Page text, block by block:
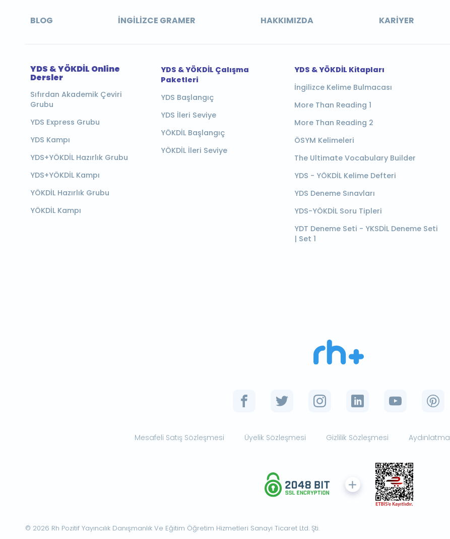
BLOG İNGILIZCE GRAMER HAKKIMIZDA KARIYER
YDS & YÖKDİL Online
Dersler
Sıfırdan Akademik Çeviri
Grubu
YDS Express Grubu
YDS Kampı
YDS+YÖKDİL Hazırlık Grubu
YDS+YÖKDİL Kampı
YÖKDİL Hazırlık Grubu
YÖKDİL Kampı
YDS & YÖKDİL Çalışma
Paketleri
YDS Başlangıç
YDS İleri Seviye
YÖKDİL Başlangıç
YÖKDİL İleri Seviye
YDS & YÖKDİL Kitapları
İngilizce Kelime Bulmacası
More Than Reading 1
More Than Reading 2
ÖSYM Kelimeleri
The Ultimate Vocabulary Builder
YDS - YÖKDİL Kelime Defteri
YDS Deneme Sınavları
YDS-YÖKDİL Soru Tipleri
YDT Deneme Seti - YKSDİL Deneme Seti
| Set 1
Mesafeli Satış Sözleşmesi Üyelik Sözleşmesi Gizlilik Sözleşmesi
© 2026 Rh Pozitif Yayıncılık Danışmanlık Ve Eğitim Öğretim Hizmetleri Sanayi Ticaret Ltd. Şti.